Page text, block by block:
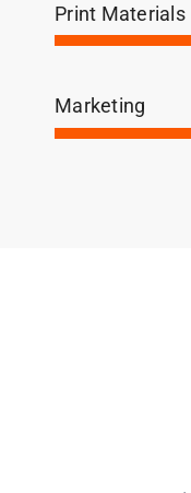
Print Materials
Marketing